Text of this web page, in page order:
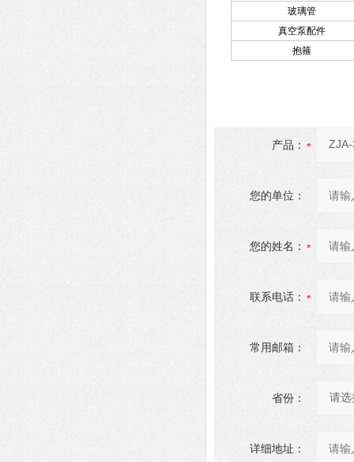
玻璃管
真空泵配件
抱箍
产品：
您的单位：
您的姓名：
联系电话：
常用邮箱：
省份：
详细地址：